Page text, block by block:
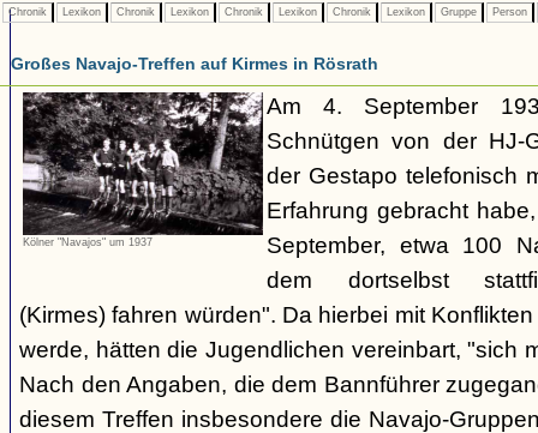
Chronik Lexikon Chronik Lexikon Chronik Lexikon Chronik Lexikon Gruppe Person
Großes Navajo-Treffen auf Kirmes in Rösrath
Kölner "Navajos" um 1937
Am 4. September
Schnütgen von der HJ-
der Gestapo telefonisch
Erfahrung gebracht
September, etwa 100
dem dortselbst
(Kirmes) fahren würden". Da hierbei mit
werde, hätten die Jugendlichen vereinbart, "sich
Nach den Angaben, die dem Bannführer
diesem Treffen insbesondere die Navajo-